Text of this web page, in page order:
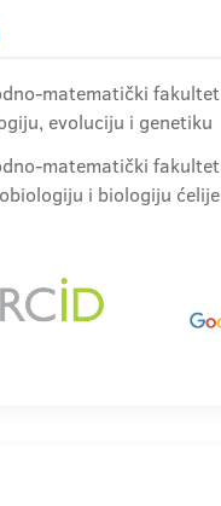
matematički
evoluciju i genetiku
matematički
i biologiju ćelije